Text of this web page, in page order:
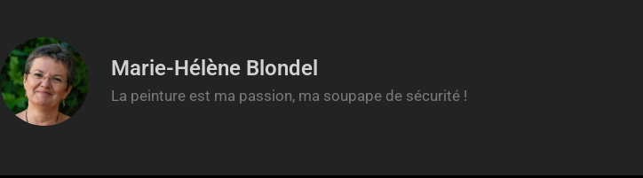
Marie-Hélène Blondel
La peinture est ma passion, ma soupape de sécurité !